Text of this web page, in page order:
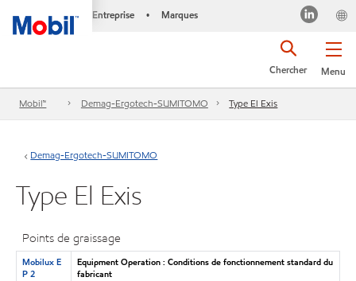
Entreprise • Marques
Menu
Chercher
Mobil™ Demag-Ergotech-SUMITOMO Type El Exis
Demag-Ergotech-SUMITOMO
Type El Exis
Points de graissage
Mobilux E
P 2
Equipment Operation : Conditions de fonctionnement standard du
fabricant